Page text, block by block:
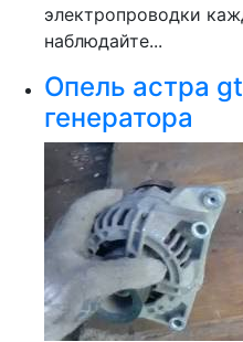
электропроводки
наблюдайте...
Опель астра
генератора